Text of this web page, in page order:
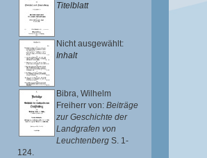
Titelblatt
Nicht ausgewählt:
Inhalt
Bibra, Wilhelm
Freiherr von: Beiträge
zur Geschichte der
Landgrafen von
Leuchtenberg S. 1-
124.